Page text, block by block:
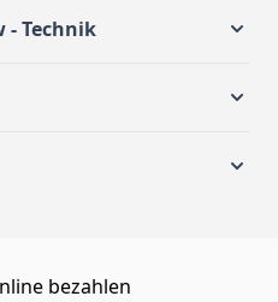
- Technik
bezahlen